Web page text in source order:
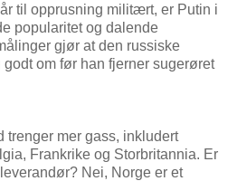
til opprusning militært, er Putin i
popularitet og dalende
gjør at den russiske
om før han fjerner sugerøret
trenger mer gass, inkludert
Frankrike og Storbritannia. Er
Nei, Norge er et